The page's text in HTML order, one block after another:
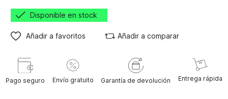
Disponible en stock
Añadir a favoritos Añadir a comparar
Pago seguro Envío gratuito Garantía de devolución Entrega rápida